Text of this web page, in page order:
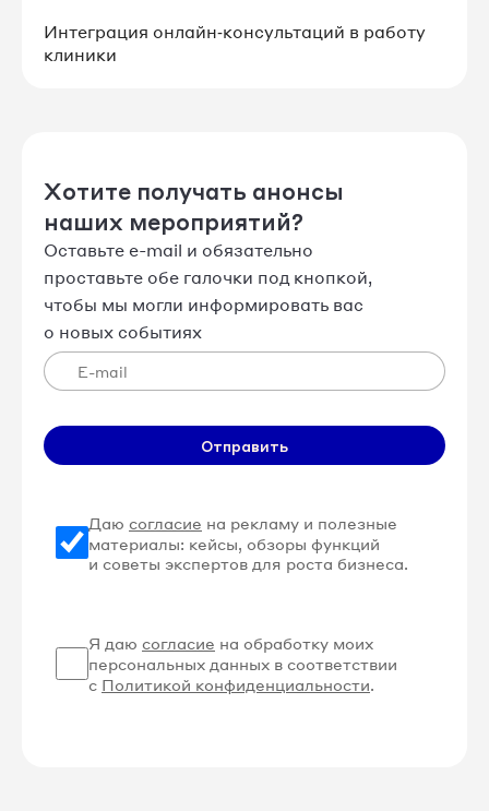
Интеграция онлайн‑консультаций в работу
клиники
Хотите получать анонсы
наших мероприятий?
Оставьте e-mail и обязательно
проставьте обе галочки под кнопкой,
чтобы мы могли информировать вас
о новых событиях
Отправить
Даю согласие на рекламу и полезные
материалы: кейсы, обзоры функций
и советы экспертов для роста бизнеса.
Я даю согласие на обработку моих
персональных данных в соответствии
с Политикой конфиденциальности.